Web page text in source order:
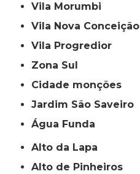
Vila Morumbi
Vila Nova Conceição
Vila Progredior
Zona Sul
cidade monções
jardim São Saveiro
Água Funda
Alto da Lapa
Alto de Pinheiros